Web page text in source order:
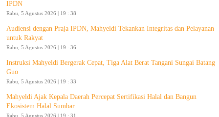
IPDN
Rabu, 5 Agustus 2026 | 19 : 38
Audiensi dengan Praja IPDN, Mahyeldi Tekankan Integritas dan Pelayanan
untuk Rakyat
Rabu, 5 Agustus 2026 | 19 : 36
Instruksi Mahyeldi Bergerak Cepat, Tiga Alat Berat Tangani Sungai Batang
Guo
Rabu, 5 Agustus 2026 | 19 : 33
Mahyeldi Ajak Kepala Daerah Percepat Sertifikasi Halal dan Bangun
Ekosistem Halal Sumbar
Rabu, 5 Agustus 2026 | 19 : 31